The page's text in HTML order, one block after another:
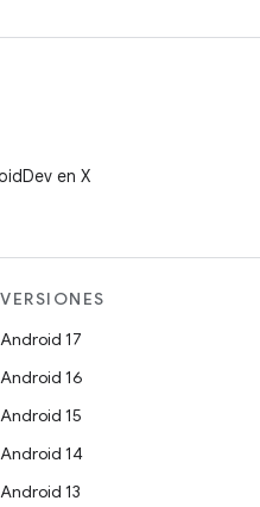
en X
VERSIONES
Android 17
Android 16
Android 15
Android 14
Android 13